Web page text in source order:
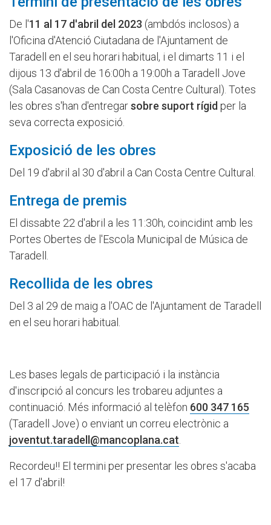
De l'11 al 17 d'abril del 2023 (ambdós inclosos) a
l'Oficina d'Atenció Ciutadana de l'Ajuntament de
Taradell en el seu horari habitual, i el dimarts 11 i el
dijous 13 d'abril de 16:00h a 19:00h a Taradell Jove
(Sala Casanovas de Can Costa Centre Cultural). Totes
les obres s'han d'entregarsobre suport rígid per la
seva correcta exposició.
Exposició de les obres
Del 19 d'abril al 30 d'abril a Can Costa Centre Cultural.
Entrega de premis
El dissabte 22 d'abril a les 11:30h, coincidint amb les
Portes Obertes de l'Escola Municipal de Música de
Taradell.
Recollida de les obres
Del 3 al 29 de maig a l'OAC de l'Ajuntament de Taradell
en el seu horari habitual.
Les bases legals de participació i la instància
d'inscripció al concurs les trobareu adjuntes a
continuació. Més informació al telèfon 600 347 165
(Taradell Jove) o enviant un correu electrònic a
joventut.taradell@mancoplana.cat.
Recordeu!! El termini per presentar les obres s'acaba
el 17 d'abril!